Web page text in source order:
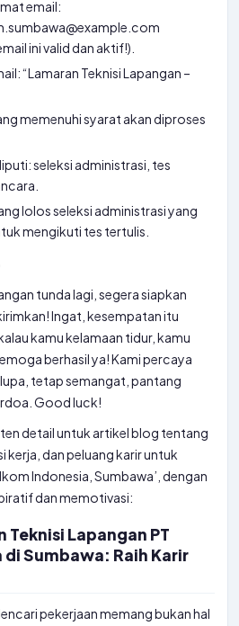
email:
ini valid dan aktif!).
“Lamaran Teknisi Lapangan –
memenuhi syarat akan diproses
seleksi administrasi, tes
lolos seleksi administrasi yang
mengikuti tes tertulis.
tunda lagi, segera siapkan
Ingat, kesempatan itu
kamu kelamaan tidur, kamu
berhasil ya! Kami percaya
tetap semangat, pantang
Good luck!
detail untuk artikel blog tentang
dan peluang karir untuk
Indonesia, Sumbawa’, dengan
dan memotivasi:
Teknisi Lapangan PT
Sumbawa: Raih Karir
pekerjaan memang bukan hal